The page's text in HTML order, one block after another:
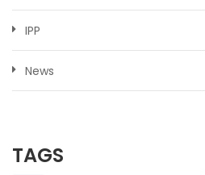
IPP
News
TAGS